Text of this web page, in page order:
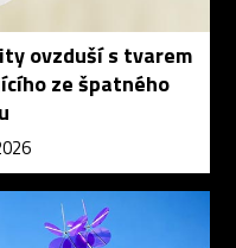
ovzduší s tvarem
ze špatného